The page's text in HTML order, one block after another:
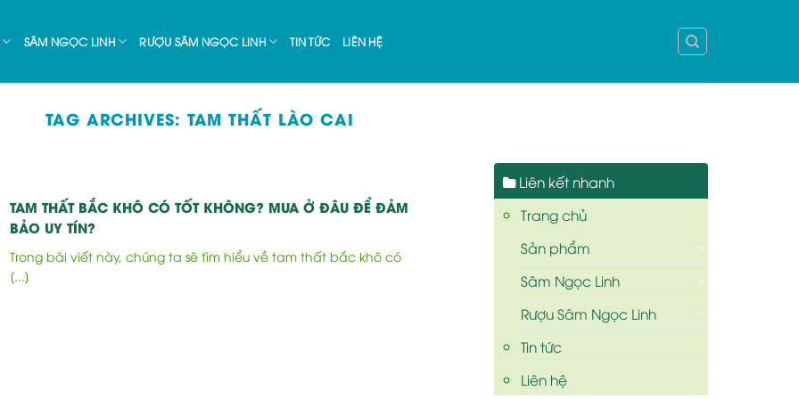
SÂM NGỌC LINH RƯỢU SÂM NGỌC LINH TIN TỨC LIÊN HỆ
TAG ARCHIVES: TAM THẤT LÀO CAI
TAM THẤT BẮC KHÔ CÓ TỐT KHÔNG? MUA Ở ĐÂU ĐỂ ĐẢM
BẢO UY TÍN?
Trong bài viết này, chúng ta sẽ tìm hiểu về tam thất bắc khô có
[...]
Liên kết nhanh
Trang chủ
Sản phẩm
Sâm Ngọc Linh
Rượu Sâm Ngọc Linh
Tin tức
Liên hệ